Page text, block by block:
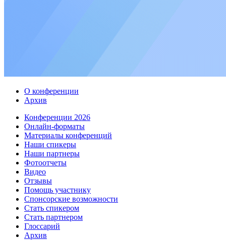
О конференции
Архив
Конференции 2026
Онлайн-форматы
Материалы конференций
Наши спикеры
Наши партнеры
Фотоотчеты
Видео
Отзывы
Помощь участнику
Спонсорские возможности
Стать спикером
Стать партнером
Глоссарий
Архив